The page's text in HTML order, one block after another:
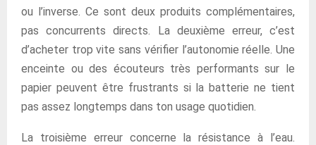
ou l’inverse. Ce sont deux produits complémentaires,
pas concurrents directs. La deuxième erreur, c’est
d’acheter trop vite sans vérifier l’autonomie réelle. Une
enceinte ou des écouteurs très performants sur le
papier peuvent être frustrants si la batterie ne tient
pas assez longtemps dans ton usage quotidien.
La troisième erreur concerne la résistance à l’eau.